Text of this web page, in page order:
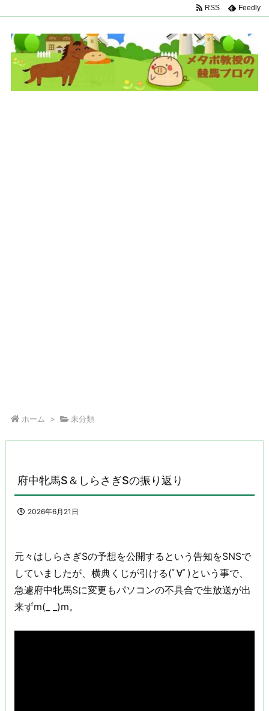
RSS Feedly
ホーム > 未分類
府中牝馬S＆しらさぎSの振り返り
2026年6月21日
元々はしらさぎSの予想を公開するという告知をSNSで
していましたが、横典くじが引ける(ﾟ∀ﾟ)という事で、
急遽府中牝馬Sに変更もパソコンの不具合で生放送が出
来ずm(_ _)m。